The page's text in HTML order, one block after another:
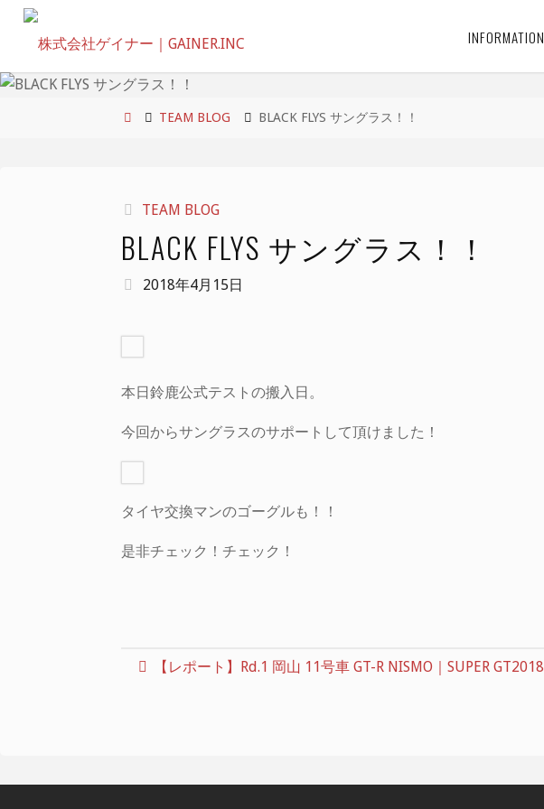
ン
INFORMATION
ホ
TEAM BLOG BLACK FLYS サングラス！！
TEAM BLOG
BLACK FLYS サングラス！！
2018年4月15日
本日鈴鹿公式テストの搬入日。
今回からサングラスのサポートして頂けました！
タイヤ交換マンのゴーグルも！！
是非チェック！チェック！
【レポート】Rd.1 岡山 11号車 GT-R NISMO｜SUPER GT2018